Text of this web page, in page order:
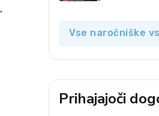
Vse naročniške
Prihajajoči